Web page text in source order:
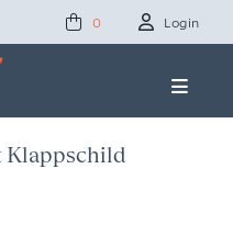
0 Login
Toggle